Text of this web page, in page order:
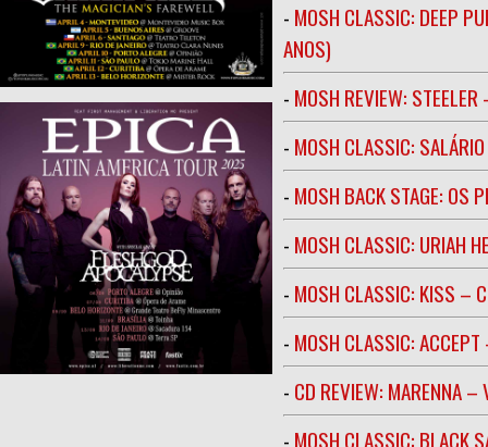
- MOSH CLASSIC: DEEP
ANOS)
- MOSH REVIEW: STEELER
- MOSH CLASSIC:
- MOSH BACK STAGE: OS
- MOSH CLASSIC: URIAH
- MOSH CLASSIC: KISS –
- MOSH CLASSIC:
- CD REVIEW: MARENNA –
- MOSH CLASSIC: BLACK